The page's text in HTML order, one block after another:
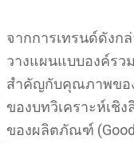
จากการเทรนด์ดังก
วางแผนแบบองค์รว
สำคัญกับคุณภาพขอ
ของบทวิเคราะห์เชิ
ของผลิตภัณฑ์